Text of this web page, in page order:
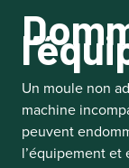
Un moule non
machine
peuvent
l’équipement et